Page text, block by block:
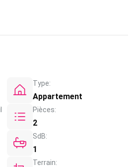
Type:
Appartement
Pièces:
2
SdB:
1
Terrain: